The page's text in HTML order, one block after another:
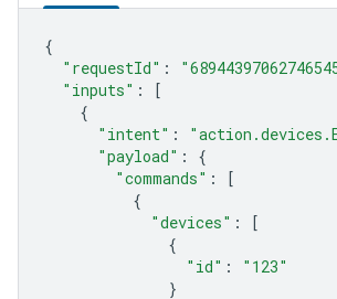
{
"requestId" :
"inputs" :
[
{
"intent" :
"payload" :
{
"commands" :
[
{
"devices" :
[
{
"id" :
"123"
}